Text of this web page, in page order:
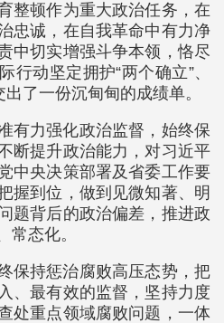
整顿作为重大政治任务，在
忠诚，在自我革命中有力净
中切实增强斗争本领，恪尽
行动坚定拥护“两个确立”、
了一份沉甸甸的成绩单。
有力强化政治监督，始终保
断提升政治能力，对习近平
中央决策部署及省委工作要
握到位，做到见微知著、明
题背后的政治偏差，推进政
常态化。
保持惩治腐败高压态势，把
、最有效的监督，坚持力度
处重点领域腐败问题，一体